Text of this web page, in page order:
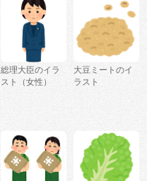
総理大臣のイラ
スト（女性）
大豆ミートのイ
ラスト